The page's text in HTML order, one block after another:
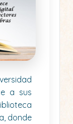
a sus
donde